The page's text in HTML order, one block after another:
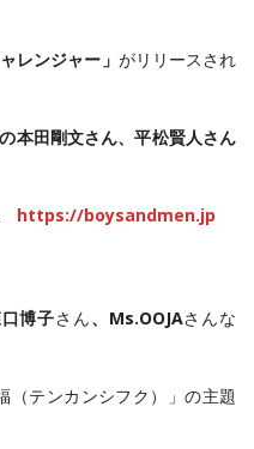
レンジャー」 がリリースされ
本田剛文さん、平松賢人さん
https://boysandmen.jp
博子さん、Ms.OOJAさんな
（テンカンシフク）」の主題